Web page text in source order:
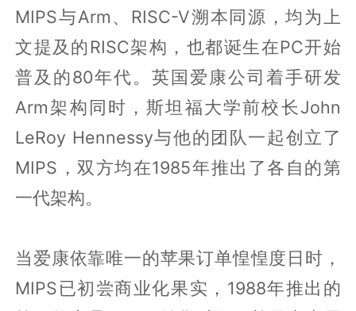
MIPS与Arm、RISC-V溯本同源，均为上
文提及的RISC架构，也都诞生在PC开始
普及的80年代。英国爱康公司着手研发
Arm架构同时，斯坦福大学前校长John
LeRoy Hennessy与他的团队一起创立了
MIPS，双方均在1985年推出了各自的第
一代架构。
当爱康依靠唯一的苹果订单惶惶度日时，
MIPS已初尝商业化果实，1988年推出的